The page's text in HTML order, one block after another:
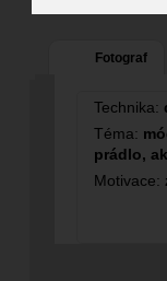
Fotograf
Technika:
Téma:
prádlo,
Motivace: